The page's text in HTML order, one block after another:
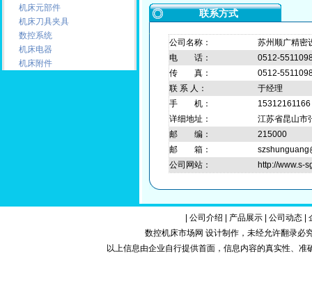
机床元部件
机床刀具夹具
数控系统
机床电器
机床附件
联系方式
公司名称：
苏州顺广精密
电 话：
0512-
传 真：
0512-
联 系 人：
于经理
手 机：
15312161166
详细地址：
江苏省昆山市
邮 编：
215000
邮 箱：
公司网站：
http://www.s-
公司介绍 产品展示| 公司动态|
数控机床市场网 设计制作，未经允许翻录必
以上信息由企业自行提供首面，信息内容的真实性、